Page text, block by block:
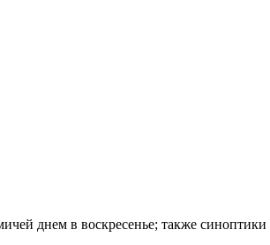
днем в воскресенье; также